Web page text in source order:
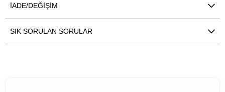
İADE/DEĞIŞIM
SIK SORULAN SORULAR